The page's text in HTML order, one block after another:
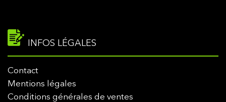
INFOS LÉGALES
Contact
Mentions légales
Conditions générales de ventes